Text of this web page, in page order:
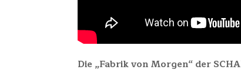
Die „Fabrik von Morgen“ der